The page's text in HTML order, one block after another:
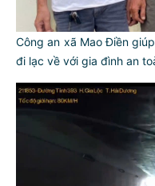
Công an xã Mao Điền
đi lạc về với gia đình an